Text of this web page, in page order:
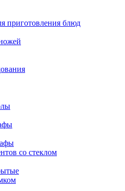
приготовления блюд
со стеклом